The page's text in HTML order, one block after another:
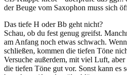
der Beuge vom Saxophon muss sich
Das tiefe H oder Bb geht nicht?
Schau, ob du fest genug greifst.
am Anfang noch etwas schwach.
schließen, kommen die tiefen Töne
Versuche außerdem, mit viel Luft,
die tiefen Töne gut vor. Sonst kann es